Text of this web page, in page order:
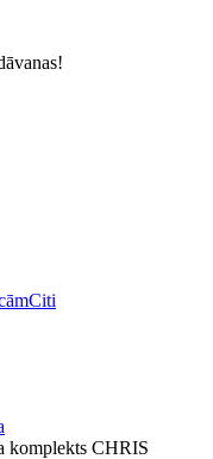
Citi
komplekts CHRIS